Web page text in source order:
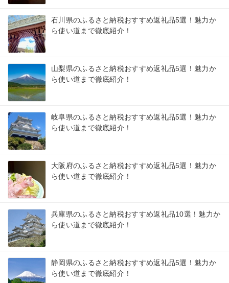
石川県のふるさと納税おすすめ返礼品5選！魅力か
ら使い道まで徹底紹介！
山梨県のふるさと納税おすすめ返礼品5選！魅力か
ら使い道まで徹底紹介！
岐阜県のふるさと納税おすすめ返礼品5選！魅力か
ら使い道まで徹底紹介！
大阪府のふるさと納税おすすめ返礼品5選！魅力か
ら使い道まで徹底紹介！
兵庫県のふるさと納税おすすめ返礼品10選！魅力か
ら使い道まで徹底紹介！
静岡県のふるさと納税おすすめ返礼品5選！魅力か
ら使い道まで徹底紹介！